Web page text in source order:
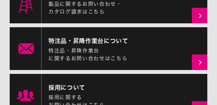
製品に関するお問い合わせ・
カタログ請求はこちら
特注品・昇降作業台について
特注品・昇降作業台
に関するお問い合わせはこちら
採用について
採用に関する